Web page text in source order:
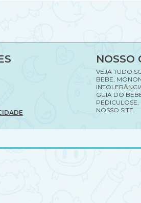
gravidez.
NOSSO
VEJA TUDO
BEBE,
GUIA DO
PEDICULOSE,
NOSSO SITE.